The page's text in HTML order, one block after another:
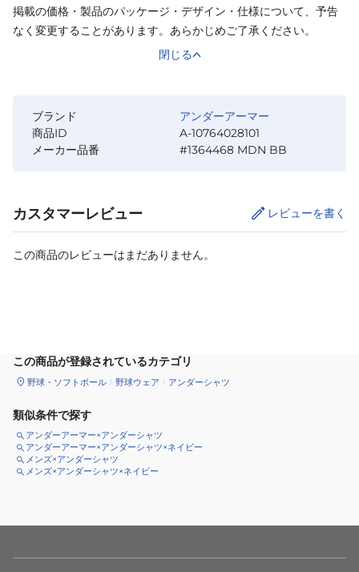
掲載の価格・製品のパッケージ・デザイン・仕様について、予告
なく変更することがあります。あらかじめご了承ください。
閉じる
ブランド
アンダーアーマー
商品ID
A-10764028101
メーカー品番
#1364468 MDN BB
カスタマーレビュー レビューを書く
この商品のレビューはまだありません。
この商品が登録されているカテゴリ
野球・ソフトボール 野球ウェア アンダーシャツ
類似条件で探す
アンダーアーマー×アンダーシャツ
アンダーアーマー×アンダーシャツ×ネイビー
メンズ×アンダーシャツ
メンズ×アンダーシャツ×ネイビー